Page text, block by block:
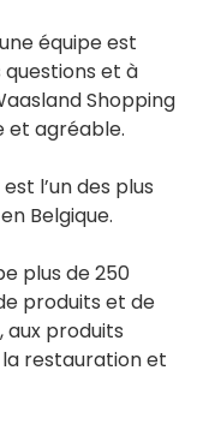
équipe est
et à
Shopping
et agréable.
l’un des plus
Belgique.
plus de 250
produits et de
produits
restauration et